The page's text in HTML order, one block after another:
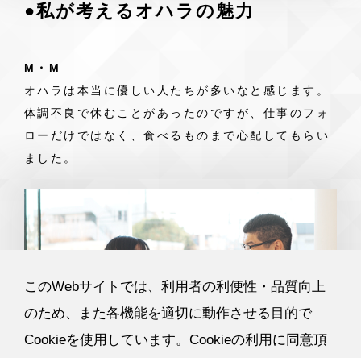
●私が考えるオハラの魅力
M・M
オハラは本当に優しい人たちが多いなと感じます。
体調不良で休むことがあったのですが、仕事のフォ
ローだけではなく、食べるものまで心配してもらい
ました。
このWebサイトでは、利用者の利便性・品質向上
のため、また各機能を適切に動作させる目的で
Cookieを使用しています。Cookieの利用に同意頂